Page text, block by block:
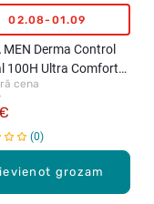
grozam
02.08-01.09
MEN Derma Control
100H Ultra Comfort
zīmulis
50ml
cena
0